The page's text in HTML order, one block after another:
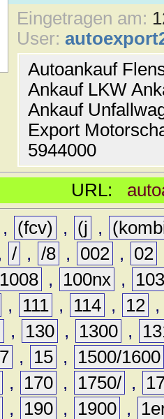
Eingetragen am:
User:
Autoankauf
Ankauf LKW
Ankauf
Export
5944000
URL:
, (fcv) , (j ,
/ , /8 , 002 , 02
1008 , 100nx ,
, 111 , 114 , 12
, 130 , 1300 ,
, 15 ,
1500/1600
, 170 , 1750/ ,
, 190 , 1900 ,